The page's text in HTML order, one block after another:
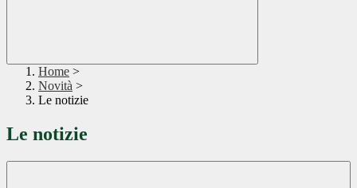
Home >
Novità >
Le notizie
Le notizie